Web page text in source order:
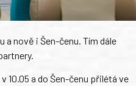
a nově i Šen-čenu. Tím dále
10.05 a do Šen-čenu přilétá ve